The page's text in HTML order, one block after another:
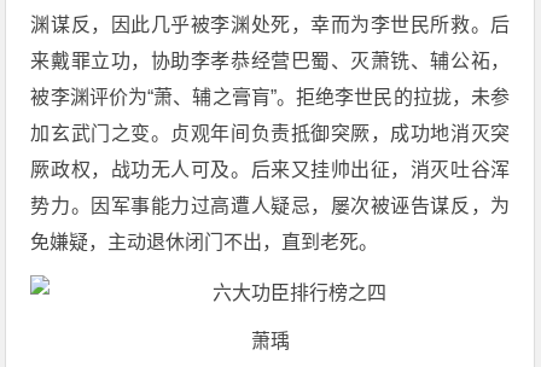
渊谋反，因此几乎被李渊处死，幸而为李世民所救。后
来戴罪立功，协助李孝恭经营巴蜀、灭萧铣、辅公祏，
被李渊评价为“萧、辅之膏肓”。拒绝李世民的拉拢，未参
加玄武门之变。贞观年间负责抵御突厥，成功地消灭突
厥政权，战功无人可及。后来又挂帅出征，消灭吐谷浑
势力。因军事能力过高遭人疑忌，屡次被诬告谋反，为
免嫌疑，主动退休闭门不出，直到老死。
萧瑀